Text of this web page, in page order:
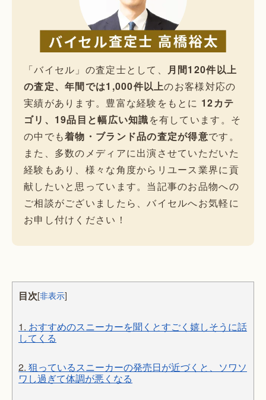
「バイセル」の査定士として、 月間120件以上
の査定、年間では1,000件以上のお客様対応の
実績があります。豊富な経験をもとに 12カテ
ゴリ、19品目と幅広い知識を有しています。そ
の中でも着物・ブランド品の査定が得意です。
また、多数のメディアに出演させていただいた
経験もあり、様々な角度からリユース業界に貢
献したいと思っています。当記事のお品物への
ご相談がございましたら、バイセルへお気軽に
お申し付けください！
目次[非表示]
1. おすすめのスニーカーを聞くとすごく嬉しそうに話
してくる
2. 狙っているスニーカーの発売日が近づくと、ソワソ
ワし過ぎて体調が悪くなる